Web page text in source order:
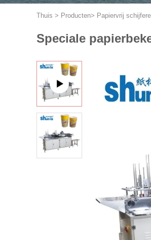
Thuis > Producten> Papiervrij
Speciale